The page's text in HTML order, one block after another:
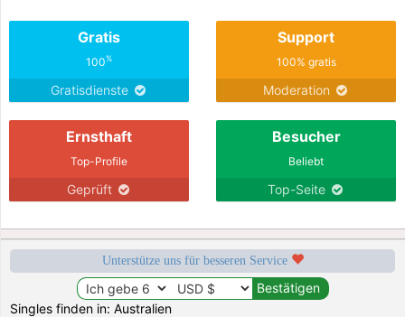
Gratis
100%
Gratisdienste
Support
100% gratis
Moderation
Ernsthaft
Top-Profile
Geprüft
Besucher
Beliebt
Top-Seite
Unterstütze uns für besseren Service
Singles finden in: Australien